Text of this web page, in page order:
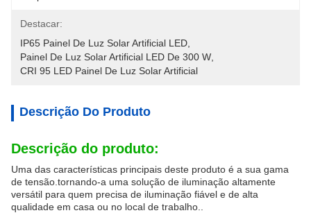
Destacar:
IP65 Painel De Luz Solar Artificial LED
Painel De Luz Solar Artificial LED De 300 W
CRI 95 LED Painel De Luz Solar Artificial
Descrição Do Produto
Descrição do produto:
Uma das características principais deste produto é a sua gama
de tensão.tornando-a uma solução de iluminação altamente
versátil para quem precisa de iluminação fiável e de alta
qualidade em casa ou no local de trabalho..